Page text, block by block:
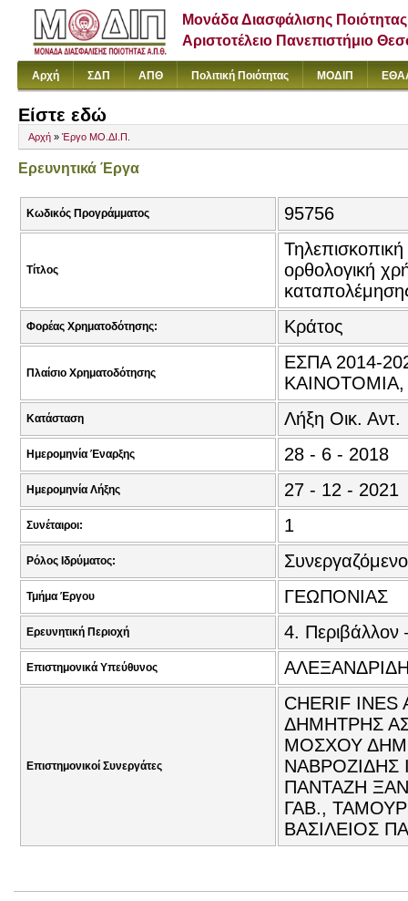
Μονάδα Διασφάλισης Ποιότητας
Αριστοτέλειο Πανεπιστήμιο
Αρχή ΣΔΠ ΑΠΘ Πολιτική Ποιότητας ΜΟΔΙΠ
Είστε εδώ
Αρχή » Έργο ΜΟ.ΔΙ.Π.
Ερευνητικά Έργα
Κωδικός Προγράμματος 95756
Τίτλος
ορθολογική
Φορέας Χρηματοδότησης: Κράτος
Πλαίσιο Χρηματοδότησης
ΕΣΠΑ 2014-
Κατάσταση Λήξη Οικ. Αντ.
Ημερομηνία Έναρξης 28 - 6 - 2018
Ημερομηνία Λήξης 27 - 12 - 2021
Συνέταιροι: 1
Ρόλος Ιδρύματος:
Τμήμα Έργου ΓΕΩΠΟΝΙΑΣ
Ερευνητική Περιοχή 4. Περιβάλλον
Επιστημονικά Υπεύθυνος
Επιστημονικοί Συνεργάτες
CHERIF
ΔΗΜΗΤΡΗΣ
ΜΟΣΧΟΥ
ΝΑΒΡΟΖΙΔΗΣ
ΠΑΝΤΑΖΗ
ΓΑΒ.,
ΒΑΣΙΛΕΙΟΣ